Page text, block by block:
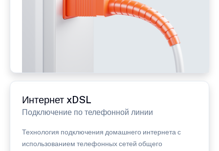
Интернет xDSL
Подключение по телефонной линии
Технология подключения домашнего интернета с
использованием телефонных сетей общего